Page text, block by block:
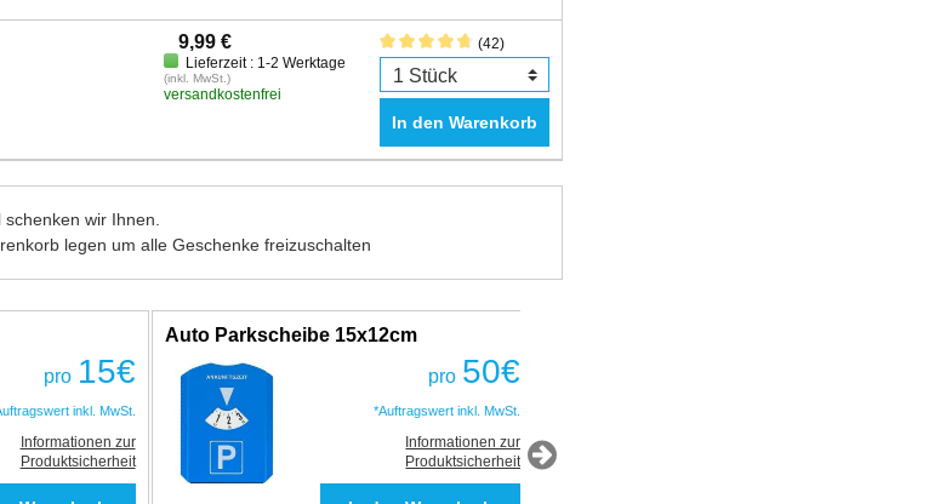
9,99 €
Lieferzeit : 1-2 Werktage
(inkl. MwSt.)
versandkostenfrei
(42)
In den Warenkorb
wir Ihnen.
legen um alle Geschenke freizuschalten
pro 15€
inkl. MwSt.
Informationen zur
Produktsicherheit
Auto Parkscheibe 15x12cm
pro 50€
*Auftragswert inkl. MwSt.
Informationen zur
Produktsicherheit